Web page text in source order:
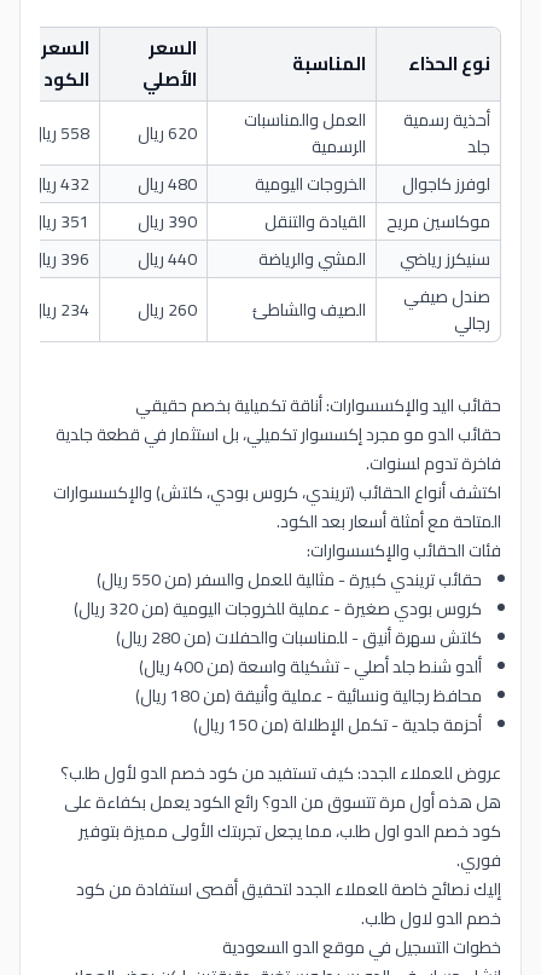
نوع الحذاء المناسبة
السعر
الأصلي
السعر بعد
الكود
أحذية رسمية
جلد
العمل والمناسبات
الرسمية
620 ريال
558 ريال
لوفرز كاجوال
الخروجات اليومية 480 ريال
432 ريال
موكاسين مريح
القيادة والتنقل 390 ريال
351 ريال
سنيكرز رياضي
المشي والرياضة 440 ريال
396 ريال
صندل صيفي
رجالي
الصيف والشاطئ 260 ريال 234 ريال
حقائب اليد والإكسسوارات: أناقة تكميلية بخصم حقيقي
حقائب الدو مو مجرد إكسسوار تكميلي، بل استثمار في قطعة جلدية
فاخرة تدوم لسنوات.
اكتشف أنواع الحقائب (تريندي، كروس بودي، كلتش) والإكسسوارات
المتاحة مع أمثلة أسعار بعد الكود.
فئات الحقائب والإكسسوارات:
حقائب تريندي كبيرة - مثالية للعمل والسفر (من 550 ريال)
كروس بودي صغيرة - عملية للخروجات اليومية (من 320 ريال)
كلتش سهرة أنيق - للمناسبات والحفلات (من 280 ريال)
ألدو شنط جلد أصلي - تشكيلة واسعة (من 400 ريال)
محافظ رجالية ونسائية - عملية وأنيقة (من 180 ريال)
أحزمة جلدية - تكمل الإطلالة (من 150 ريال)
عروض للعملاء الجدد: كيف تستفيد من كود خصم الدو لأول طلب؟
هل هذه أول مرة تتسوق من الدو؟ رائع الكود يعمل بكفاءة على
كود خصم الدو اول طلب، مما يجعل تجربتك الأولى مميزة بتوفير
فوري.
إليك نصائح خاصة للعملاء الجدد لتحقيق أقصى استفادة من كود
خصم الدو لاول طلب.
خطوات التسجيل في موقع الدو السعودية